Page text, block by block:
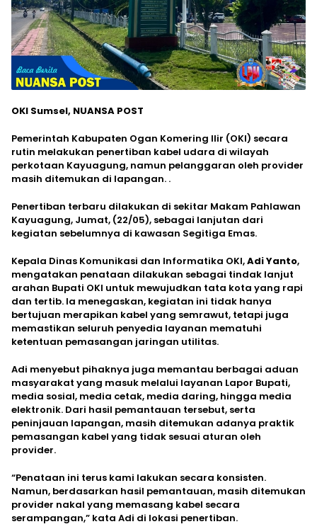
OKI Sumsel, NUANSA POST
Pemerintah Kabupaten Ogan Komering Ilir (OKI) secara
rutin melakukan penertiban kabel udara di wilayah
perkotaan Kayuagung, namun pelanggaran oleh provider
masih ditemukan di lapangan. .
Penertiban terbaru dilakukan di sekitar Makam Pahlawan
Kayuagung, Jumat, (22/05), sebagai lanjutan dari
kegiatan sebelumnya di kawasan Segitiga Emas.
Kepala Dinas Komunikasi dan Informatika OKI,Adi Yanto,
mengatakan penataan dilakukan sebagai tindak lanjut
arahan Bupati OKI untuk mewujudkan tata kota yang rapi
dan tertib. Ia menegaskan, kegiatan ini tidak hanya
bertujuan merapikan kabel yang semrawut, tetapi juga
memastikan seluruh penyedia layanan mematuhi
ketentuan pemasangan jaringan utilitas.
Adi menyebut pihaknya juga memantau berbagai aduan
masyarakat yang masuk melalui layanan Lapor Bupati,
media sosial, media cetak, media daring, hingga media
elektronik. Dari hasil pemantauan tersebut, serta
peninjauan lapangan, masih ditemukan adanya praktik
pemasangan kabel yang tidak sesuai aturan oleh
provider.
“Penataan ini terus kami lakukan secara konsisten.
Namun, berdasarkan hasil pemantauan, masih ditemukan
provider nakal yang memasang kabel secara
serampangan,” kata Adi di lokasi penertiban.